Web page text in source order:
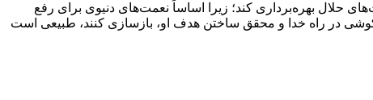
حلال بهره‌بردارى کند؛ زیرا اساساً نعمت‌هاى دنیوى براى رفع
در راه خدا و محقق ساختن هدف او، بازسازى کنند، طبیعى است